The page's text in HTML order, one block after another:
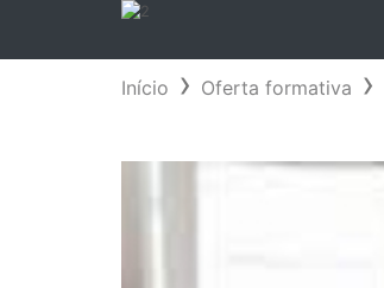
Início Oferta formativa